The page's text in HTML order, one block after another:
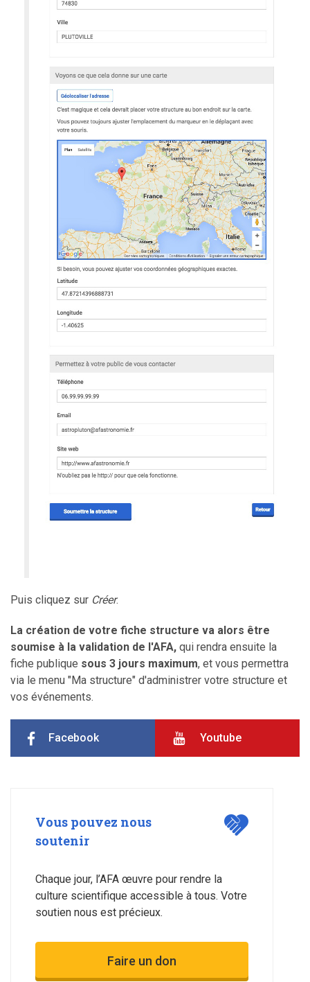
Puis cliquez sur Créer.
La création de votre fiche structure va alors être
soumise à la validation de l'AFA, qui rendra ensuite la
fiche publique sous 3 jours maximum, et vous permettra
via le menu "Ma structure" d'administrer votre structure et
vos événements.
Facebook Youtube
Vous pouvez nous
soutenir
Chaque jour, l’AFA œuvre pour rendre la
culture scientifique accessible à tous. Votre
soutien nous est précieux.
Faire un don